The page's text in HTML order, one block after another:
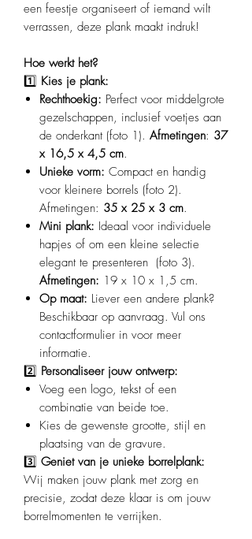
een feestje organiseert of iemand wilt
verrassen, deze plank maakt indruk!
Hoe werkt het?
1️⃣ Kies je plank:
Rechthoekig: Perfect voor middelgrote
gezelschappen, inclusief voetjes aan
de onderkant (foto 1). Afmetingen: 37
x 16,5 x 4,5 cm.
Unieke vorm: Compact en handig
voor kleinere borrels (foto 2).
Afmetingen: 35 x 25 x 3 cm.
Mini plank: Ideaal voor individuele
hapjes of om een kleine selectie
elegant te presenteren (foto 3).
Afmetingen: 19 x 10 x 1,5 cm.
Op maat: Liever een andere plank?
Beschikbaar op aanvraag. Vul ons
contactformulier in voor meer
informatie.
2️⃣ Personaliseer jouw ontwerp:
Voeg een logo, tekst of een
combinatie van beide toe.
Kies de gewenste grootte, stijl en
plaatsing van de gravure.
3️⃣ Geniet van je unieke borrelplank:
Wij maken jouw plank met zorg en
precisie, zodat deze klaar is om jouw
borrelmomenten te verrijken.